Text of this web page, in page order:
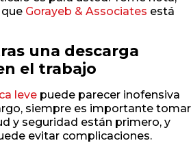
Gorayeb & Associates está
una descarga
el trabajo
leve puede parecer inofensiva
siempre es importante tomar
y seguridad están primero, y
evitar complicaciones.